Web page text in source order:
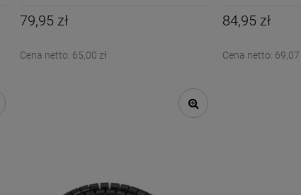
79,95 zł
Cena netto: 65,00 zł
84,95 zł
Cena netto: 69,07